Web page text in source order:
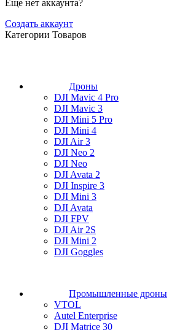
Еще нет аккаунта?
Создать аккаунт
Категории Товаров
Дроны
DJI Mavic 4 Pro
DJI Mavic 3
DJI Mini 5 Pro
DJI Mini 4
DJI Air 3
DJI Neo 2
DJI Neo
DJI Avata 2
DJI Inspire 3
DJI Mini 3
DJI Avata
DJI FPV
DJI Air 2S
DJI Mini 2
DJI Goggles
Промышленные дроны
VTOL
Autel Enterprise
DJI Matrice 30